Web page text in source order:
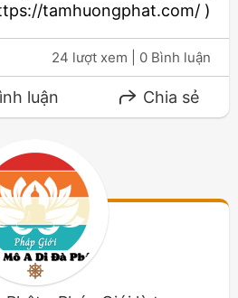
tamhuongphat.com/ )
24 lượt xem | 0 Bình luận
luận Chia sẻ